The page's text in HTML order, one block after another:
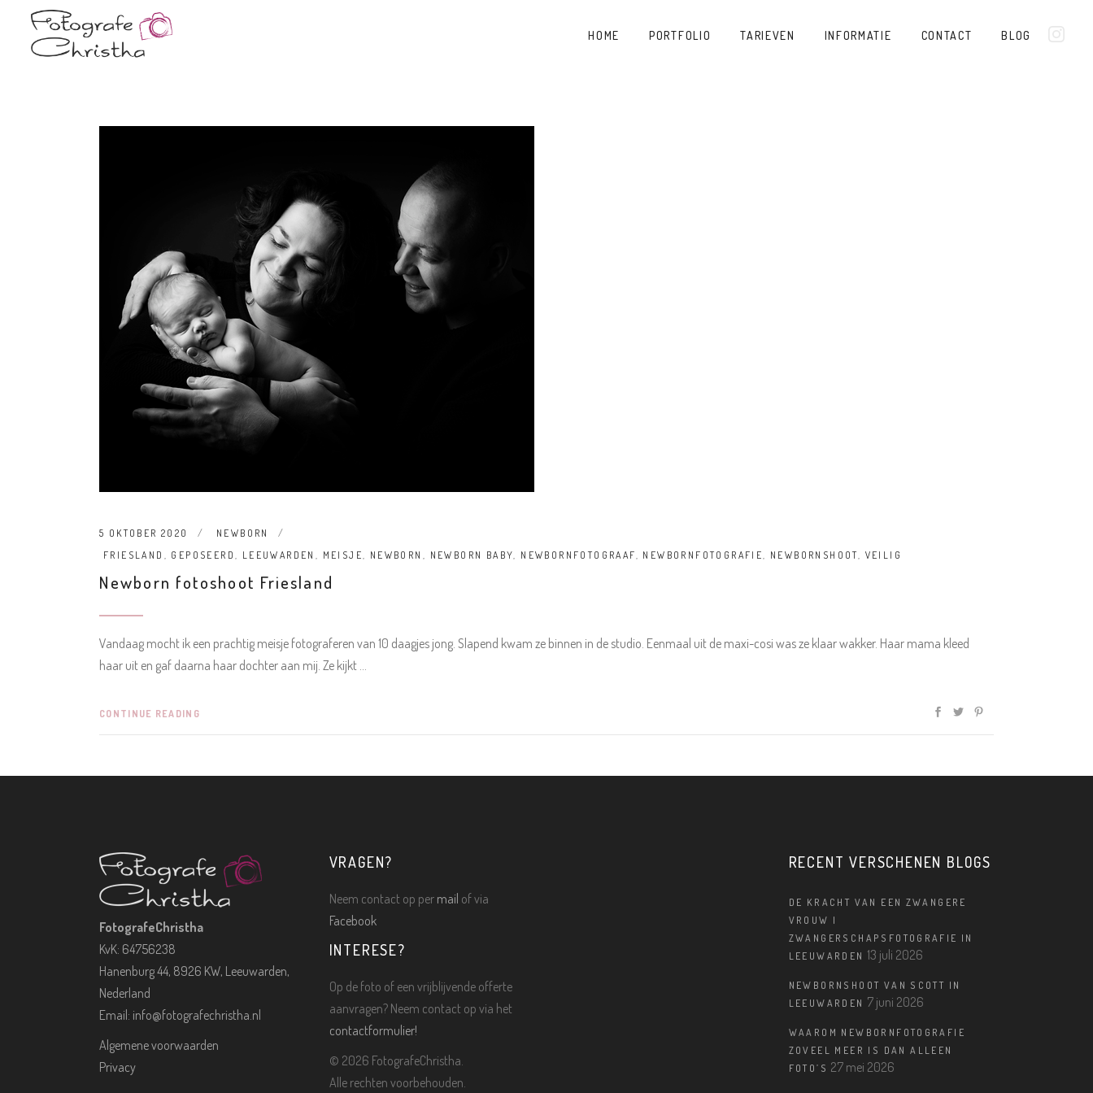
HOME PORTFOLIO TARIEVEN INFORMATIE CONTACT BLOG
5 OKTOBER 2020
NEWBORN
FRIESLAND , GEPOSEERD, LEEUWARDEN , MEISJE, NEWBORN , NEWBORN BABY, NEWBORNFOTOGRAAF, NEWBORNFOTOGRAFIE, NEWBORNSHOOT, VEILIG
Newborn fotoshoot Friesland
Vandaag mocht ik een prachtig meisje fotograferen van 10 daagjes jong. Slapend kwam ze binnen in de studio. Eenmaal uit de maxi-cosi was ze klaar wakker. Haar mama kleed
haar uit en gaf daarna haar dochter aan mij. Ze kijkt
CONTINUE READING
FotografeChristha
KvK: 64756238
Hanenburg 44, 8926 KW, Leeuwarden,
Nederland
Email: info@fotografechristha.nl
Algemene voorwaarden
Privacy
VRAGEN?
Neem contact op per mail of via
Facebook
INTERESE?
Op de foto of een vrijblijvende offerte
aanvragen? Neem contact op via het
contactformulier!
© 2026 FotografeChristha.
Alle rechten voorbehouden.
RECENT VERSCHENEN BLOGS
DE KRACHT VAN EEN ZWANGERE
VROUW |
ZWANGERSCHAPSFOTOGRAFIE IN
LEEUWARDEN 13 juli 2026
NEWBORNSHOOT VAN SCOTT IN
LEEUWARDEN 7 juni 2026
WAAROM NEWBORNFOTOGRAFIE
ZOVEEL MEER IS DAN ALLEEN
FOTO’S 27 mei 2026